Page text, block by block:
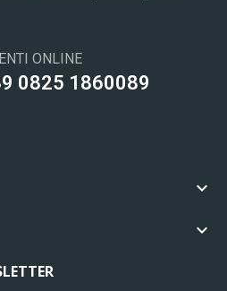
ONLINE
0825 1860089

